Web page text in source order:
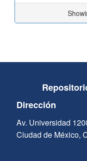
Dirección
Av. Universidad
Ciudad de México,